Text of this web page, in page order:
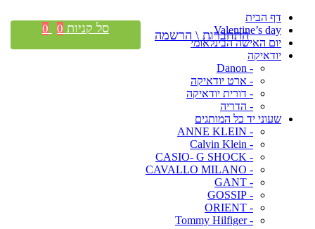
דף הבית
Valentine’s day
יום האישה הבינלאומי
יודאיקה
- Danon
- ארט יודאיקה
- דורית יודאיקה
- הדריה
שעוני יד כל המותגים
- ANNE KLEIN
- Calvin Klein
- CASIO- G SHOCK
- CAVALLO MILANO
- GANT
- GOSSIP
- ORIENT
- Tommy Hilfiger
התחברות \ הרשמה סל קניות 0
0